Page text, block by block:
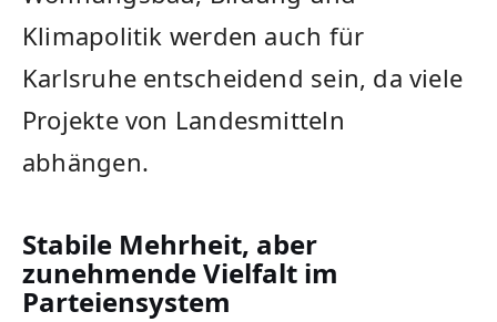
Klimapolitik werden auch für
Karlsruhe entscheidend sein, da viele
Projekte von Landesmitteln
abhängen.
Stabile Mehrheit, aber
zunehmende Vielfalt im
Parteiensystem